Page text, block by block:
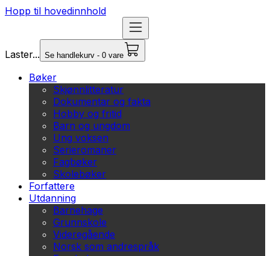
Hopp til hovedinnhold
Laster... Se handlekurv - 0 vare
Bøker
Skjønnlitteratur
Dokumentar og fakta
Hobby og fritid
Barn og ungdom
Ung voksen
Serieromaner
Fagbøker
Skolebøker
Forfattere
Utdanning
Barnehage
Grunnskole
Videregående
Norsk som andrespråk